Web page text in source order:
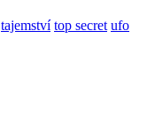
tajemství top secret ufo